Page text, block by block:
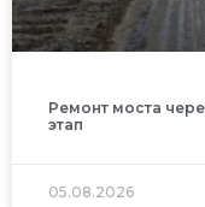
Ремонт моста
этап
05.08.2026